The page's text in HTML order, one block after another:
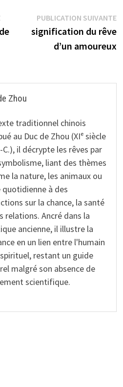
Publication
précédente :
PUBLICATION SUIVANTE
signification du rêve
d’un amoureux
Zhou
traditionnel chinois
au Duc de Zhou (XIᵉ siècle
C.), il décrypte les rêves par
liant des thèmes
la nature, les animaux ou
quotidienne à des
sur la chance, la santé
relations. Ancré dans la
ancienne, il illustre la
en un lien entre l'humain
restant un guide
malgré son absence de
scientifique.